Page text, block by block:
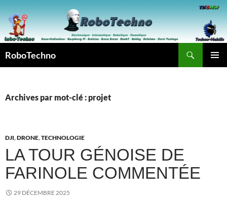
au
contenu
RoboTechno
Archives par mot-clé : projet
DJI,DRONE,TECHNOLOGIE
LA TOUR GÉNOISE DE
FARINOLE COMMENTÉE
29 DÉCEMBRE 2025